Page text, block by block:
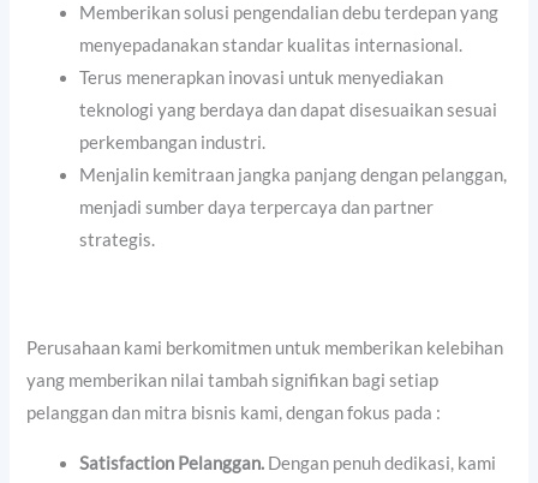
Memberikan solusi pengendalian debu terdepan yang
menyepadanakan standar kualitas internasional.
Terus menerapkan inovasi untuk menyediakan
teknologi yang berdaya dan dapat disesuaikan sesuai
perkembangan industri.
Menjalin kemitraan jangka panjang dengan pelanggan,
menjadi sumber daya terpercaya dan partner
strategis.
Perusahaan kami berkomitmen untuk memberikan kelebihan
yang memberikan nilai tambah signifikan bagi setiap
pelanggan dan mitra bisnis kami, dengan fokus pada :
Satisfaction Pelanggan. Dengan penuh dedikasi, kami